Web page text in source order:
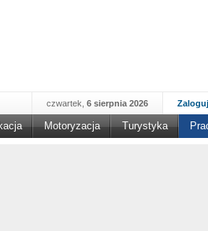
Zaloguj
czwartek, 6 sierpnia 2026
Motoryzacja Turystyka